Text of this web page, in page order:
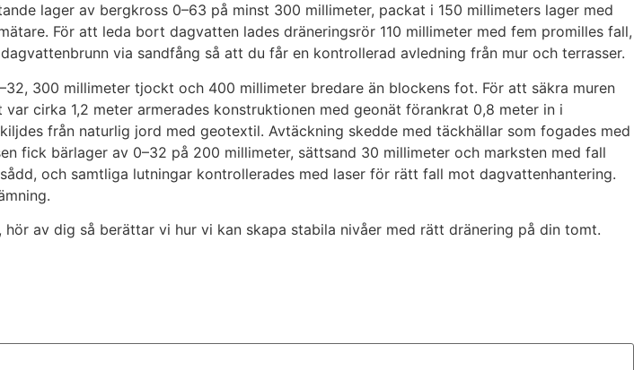
lager av bergkross 0–63 på minst 300 millimeter, packat i 150 millimeters lager med
För att leda bort dagvatten lades dräneringsrör 110 millimeter med fem promilles fall,
via sandfång så att du får en kontrollerad avledning från mur och terrasser.
300 millimeter tjockt och 400 millimeter bredare än blockens fot. För att säkra muren
cirka 1,2 meter armerades konstruktionen med geonät förankrat 0,8 meter in i
från naturlig jord med geotextil. Avtäckning skedde med täckhällar som fogades med
fick bärlager av 0–32 på 200 millimeter, sättsand 30 millimeter och marksten med fall
och samtliga lutningar kontrollerades med laser för rätt fall mot dagvattenhantering.
av dig så berättar vi hur vi kan skapa stabila nivåer med rätt dränering på din tomt.